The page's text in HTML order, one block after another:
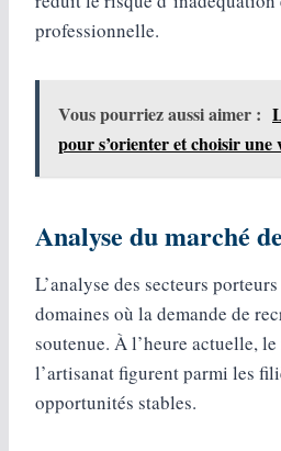
professionnelle.
Vous pourriez aussi aimer :
pour s’orienter et choisir une
Analyse du marché
L’analyse des secteurs
domaines où la demande de
soutenue. À l’heure actuelle,
l’artisanat figurent parmi les
opportunités stables.